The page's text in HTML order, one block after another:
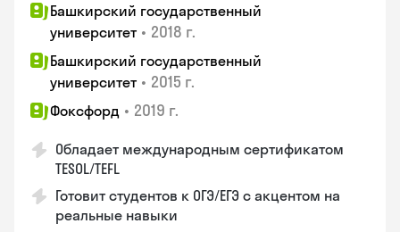
Башкирский государственный
университет • 2018 г.
Башкирский государственный
университет • 2015 г.
Фоксфорд • 2019 г.
Обладает международным сертификатом
TESOL/TEFL
Готовит студентов к ОГЭ/ЕГЭ с акцентом на
реальные навыки